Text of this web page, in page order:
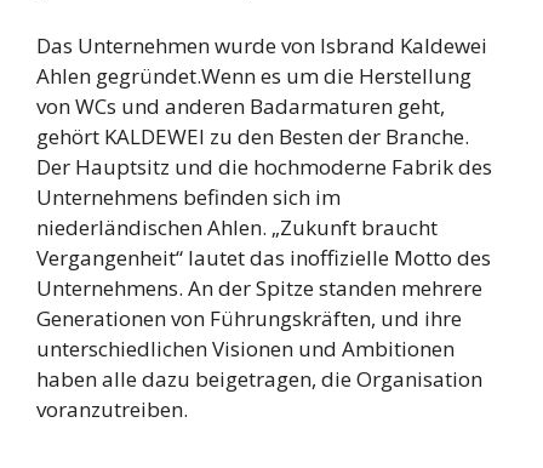
Das Unternehmen wurde von Isbrand Kaldewei
Ahlen gegründet.Wenn es um die Herstellung
von WCs und anderen Badarmaturen geht,
gehört KALDEWEI zu den Besten der Branche.
Der Hauptsitz und die hochmoderne Fabrik des
Unternehmens befinden sich im
niederländischen Ahlen. „Zukunft braucht
Vergangenheit“ lautet das inoffizielle Motto des
Unternehmens. An der Spitze standen mehrere
Generationen von Führungskräften, und ihre
unterschiedlichen Visionen und Ambitionen
haben alle dazu beigetragen, die Organisation
voranzutreiben.